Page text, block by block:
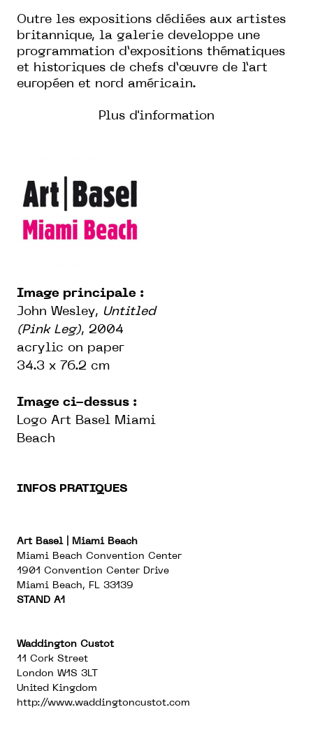
Outre les expositions dédiées aux artistes
britannique, la galerie developpe une
programmation d’expositions thématiques
et historiques de chefs d’œuvre de l’art
européen et nord américain.
Plus d'information
Image principale :
John Wesley, Untitled
(Pink Leg), 2004
acrylic on paper
34.3 x 76.2 cm
Image ci-dessus :
Logo Art Basel Miami
Beach
INFOS PRATIQUES
Art Basel | Miami Beach
Miami Beach Convention Center
1901 Convention Center Drive
Miami Beach, FL 33139
STAND A1
Waddington Custot
11 Cork Street
London W1S 3LT
United Kingdom
http://www.waddingtoncustot.com